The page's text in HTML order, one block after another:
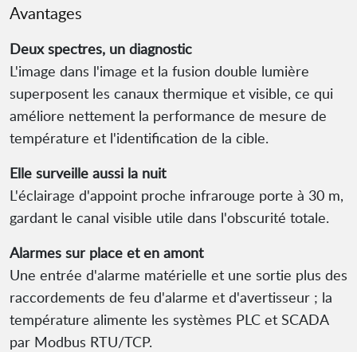
Avantages
Deux spectres, un diagnostic
L'image dans l'image et la fusion double lumière
superposent les canaux thermique et visible, ce qui
améliore nettement la performance de mesure de
température et l'identification de la cible.
Elle surveille aussi la nuit
L'éclairage d'appoint proche infrarouge porte à 30 m,
gardant le canal visible utile dans l'obscurité totale.
Alarmes sur place et en amont
Une entrée d'alarme matérielle et une sortie plus des
raccordements de feu d'alarme et d'avertisseur ; la
température alimente les systèmes PLC et SCADA
par Modbus RTU/TCP.